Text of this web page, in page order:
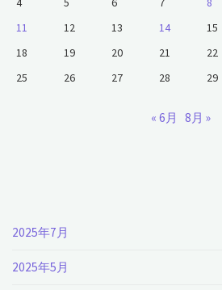
11
12 13 14 15
18
19 20 21 22
25
26 27 28 29
« 6月 8月 »
2025年7月
2025年5月